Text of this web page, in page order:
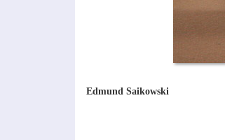
Edmund Saikowski